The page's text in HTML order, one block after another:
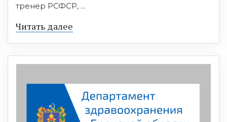
тренер РСФСР, ...
Читать далее